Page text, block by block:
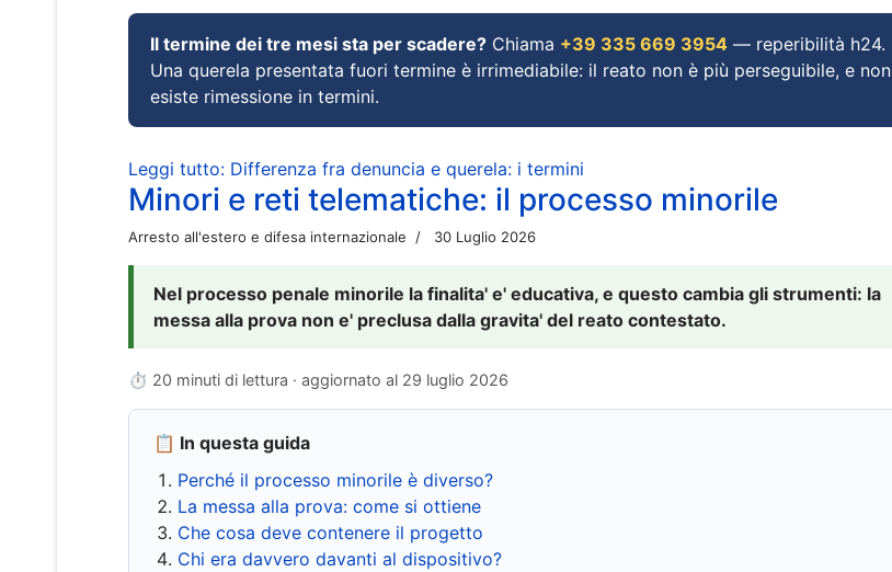
Il termine dei tre mesi sta per scadere? Chiama +39 335 669 3954 — reperibilità h24.
Una querela presentata fuori termine è irrimediabile: il reato non è più perseguibile, e non
esiste rimessione in termini.
Leggi tutto: Differenza fra denuncia e querela: i termini
Minori e reti telematiche: il processo minorile
Arresto all'estero e difesa internazionale 30 Luglio 2026
Nel processo penale minorile la finalita' e' educativa, e questo cambia gli strumenti: la
messa alla prova non e' preclusa dalla gravita' del reato contestato.
⏱ 20 minuti di lettura · aggiornato al 29 luglio 2026
📋 In questa guida
Perché il processo minorile è diverso?
La messa alla prova: come si ottiene
Che cosa deve contenere il progetto
Chi era davvero davanti al dispositivo?